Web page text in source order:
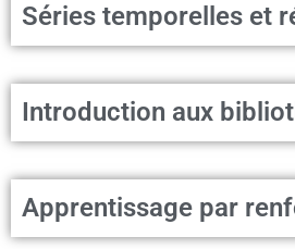
Séries temporelles et
Introduction aux
Apprentissage par